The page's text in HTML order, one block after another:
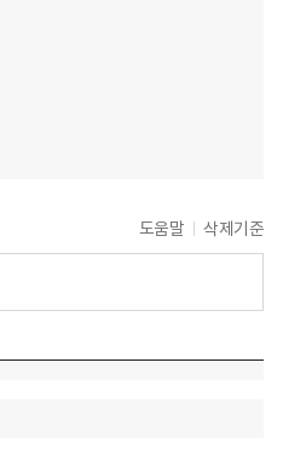
도움말 삭제기준